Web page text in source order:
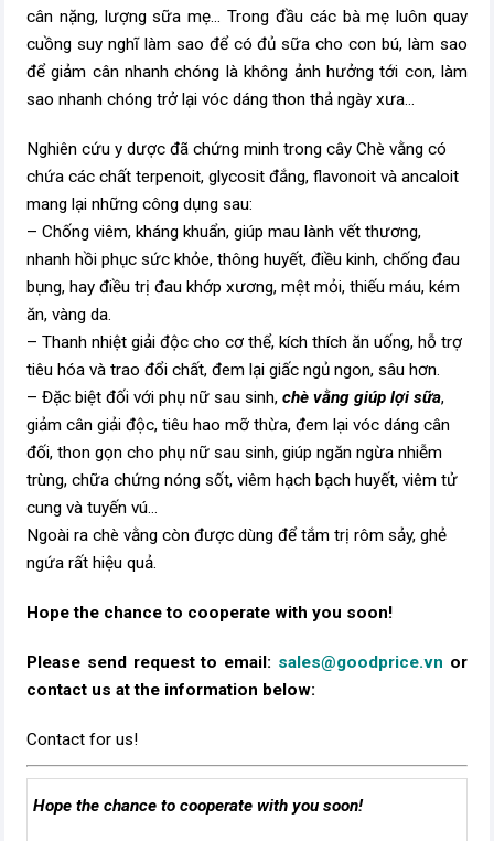
cân nặng, lượng sữa mẹ... Trong đầu các bà mẹ luôn quay
cuồng suy nghĩ làm sao để có đủ sữa cho con bú, làm sao
để giảm cân nhanh chóng là không ảnh hưởng tới con, làm
sao nhanh chóng trở lại vóc dáng thon thả ngày xưa...
Nghiên cứu y dược đã chứng minh trong cây Chè vằng có
chứa các chất terpenoit, glycosit đắng, flavonoit và ancaloit
mang lại những công dụng sau:
– Chống viêm, kháng khuẩn, giúp mau lành vết thương,
nhanh hồi phục sức khỏe, thông huyết, điều kinh, chống đau
bụng, hay điều trị đau khớp xương, mệt mỏi, thiếu máu, kém
ăn, vàng da.
– Thanh nhiệt giải độc cho cơ thể, kích thích ăn uống, hỗ trợ
tiêu hóa và trao đổi chất, đem lại giấc ngủ ngon, sâu hơn.
– Đặc biệt đối với phụ nữ sau sinh, chè vằng giúp lợi sữa,
giảm cân giải độc, tiêu hao mỡ thừa, đem lại vóc dáng cân
đối, thon gọn cho phụ nữ sau sinh, giúp ngăn ngừa nhiễm
trùng, chữa chứng nóng sốt, viêm hạch bạch huyết, viêm tử
cung và tuyến vú...
Ngoài ra chè vằng còn được dùng để tắm trị rôm sảy, ghẻ
ngứa rất hiệu quả.
Hope the chance to cooperate with you soon!
Please send request to email: sales@goodprice.vn or
contact us at the information below:​
Contact for us!
Hope the chance to cooperate with you soon!